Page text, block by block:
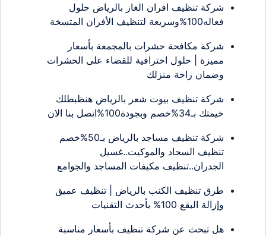
شركة تنظيف افران الغاز بالرياض حلول
فعاله100%وسريعة لتنظيف الأفران المتسخة
شركة مكافحة حشرات بالمجمعة بأسعار
مميزة | حلول احترافية للقضاء على الحشرات
وضمان راحة منزلك
شركة تنظيف بيوت شعر بالرياض هنظبطلك
خيمتك بـ34%خصم وبجودة100%اتصل بنا الان
شركة تنظيف مساجد بالرياض بـ50%خصم
تنظيف السجاد والموكيت..غسيل
الجدران..تنظيف مكيفات المساجد والجوامع
طرق تنظيف الكنب بالرياض | تنظيف عميق
وإزالة البقع 100% بأحدث التقنيات
هل تبحث عن شركة تنظيف بأسعار مناسبة